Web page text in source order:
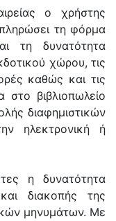
ο χρήστης
τη φόρμα
τη δυνατότητα
χώρου, τις
καθώς και τις
βιβλιοπωλείo
διαφημιστικών
ηλεκτρονική ή
η δυνατότητα
διακοπής της
μηνυμάτων. Με